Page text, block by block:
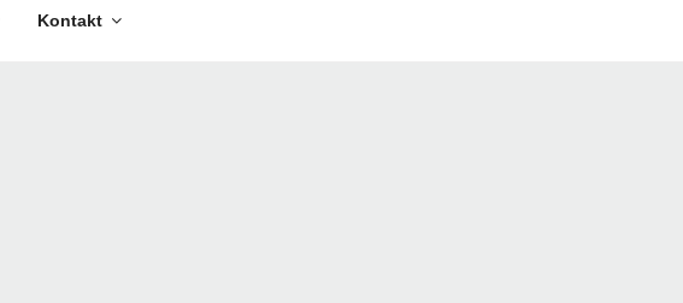
Kontakt